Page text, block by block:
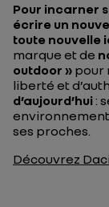
Pour incarner
écrire un
toute nouvelle
marque et de
outdoor » pour
liberté et
d’aujourd’hui:
ses proches.
Découvrez